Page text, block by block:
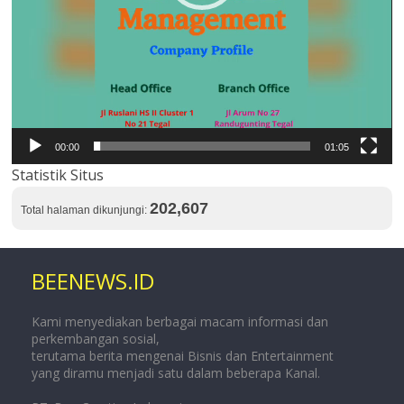
00:00 01:05
Statistik Situs
Total halaman dikunjungi:202,607
BEENEWS.ID
Kami menyediakan berbagai macam informasi dan
perkembangan sosial,
terutama berita mengenai Bisnis dan Entertainment
yang diramu menjadi satu dalam beberapa Kanal.